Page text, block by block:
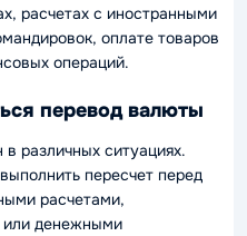
расчетах с иностранными
оплате товаров
операций.
перевод валюты
различных ситуациях.
пересчет перед
расчетами,
денежными